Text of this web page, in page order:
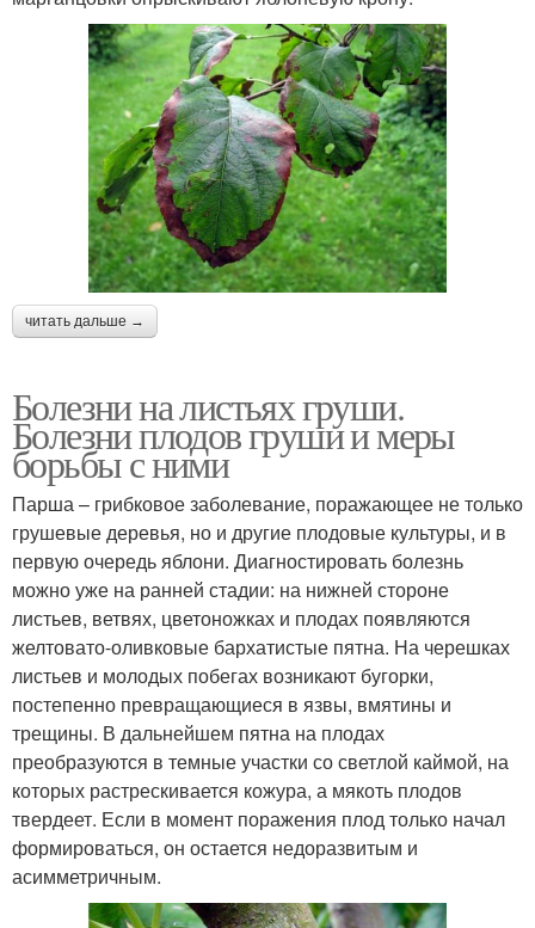
читать дальше →
Болезни на листьях груши.
Болезни плодов груши и меры
борьбы с ними
Парша – грибковое заболевание, поражающее не только
грушевые деревья, но и другие плодовые культуры, и в
первую очередь яблони. Диагностировать болезнь
можно уже на ранней стадии: на нижней стороне
листьев, ветвях, цветоножках и плодах появляются
желтовато-оливковые бархатистые пятна. На черешках
листьев и молодых побегах возникают бугорки,
постепенно превращающиеся в язвы, вмятины и
трещины. В дальнейшем пятна на плодах
преобразуются в темные участки со светлой каймой, на
которых растрескивается кожура, а мякоть плодов
твердеет. Если в момент поражения плод только начал
формироваться, он остается недоразвитым и
асимметричным.